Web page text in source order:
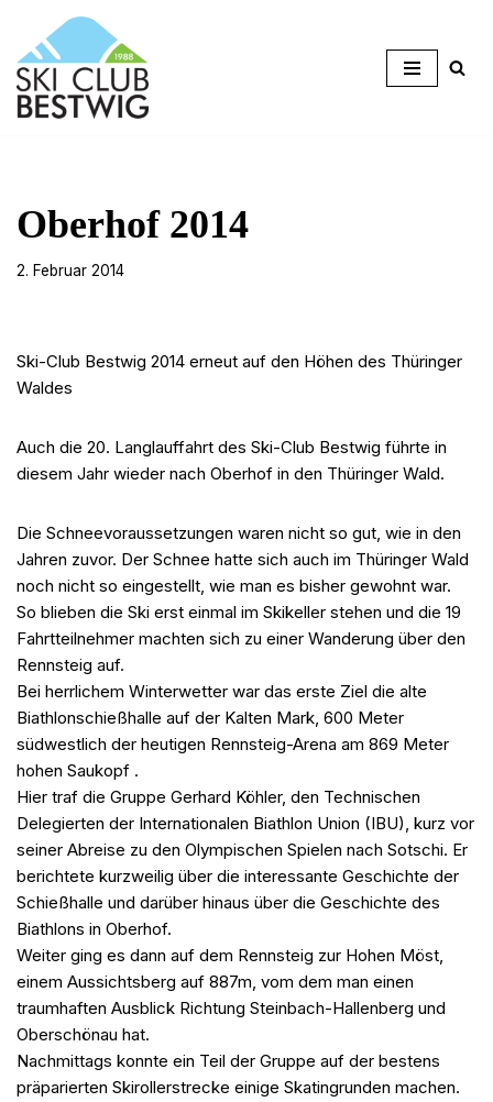
Zum
Inhalt
springen
Oberhof 2014
2. Februar 2014
Ski-Club Bestwig 2014 erneut auf den Höhen des Thüringer
Waldes
Auch die 20. Langlauffahrt des Ski-Club Bestwig führte in
diesem Jahr wieder nach Oberhof in den Thüringer Wald.
Die Schneevoraussetzungen waren nicht so gut, wie in den
Jahren zuvor. Der Schnee hatte sich auch im Thüringer Wald
noch nicht so eingestellt, wie man es bisher gewohnt war.
So blieben die Ski erst einmal im Skikeller stehen und die 19
Fahrtteilnehmer machten sich zu einer Wanderung über den
Rennsteig auf.
Bei herrlichem Winterwetter war das erste Ziel die alte
Biathlonschießhalle auf der Kalten Mark, 600 Meter
südwestlich der heutigen Rennsteig-Arena am 869 Meter
hohen Saukopf .
Hier traf die Gruppe Gerhard Köhler, den Technischen
Delegierten der Internationalen Biathlon Union (IBU), kurz vor
seiner Abreise zu den Olympischen Spielen nach Sotschi. Er
berichtete kurzweilig über die interessante Geschichte der
Schießhalle und darüber hinaus über die Geschichte des
Biathlons in Oberhof.
Weiter ging es dann auf dem Rennsteig zur Hohen Möst,
einem Aussichtsberg auf 887m, vom dem man einen
traumhaften Ausblick Richtung Steinbach-Hallenberg und
Oberschönau hat.
Nachmittags konnte ein Teil der Gruppe auf der bestens
präparierten Skirollerstrecke einige Skatingrunden machen.